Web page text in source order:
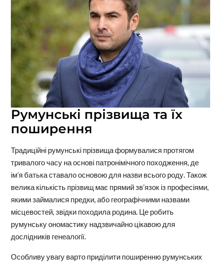
Румунські прізвища та їх
поширення
Традиційні румунські прізвища формувалися протягом
тривалого часу на основі патронімічного походження, де
ім’я батька ставало основою для назви всього роду. Також
велика кількість прізвищ має прямий зв’язок із професіями,
якими займалися предки, або географічними назвами
місцевостей, звідки походила родина. Це робить
румунську ономастику надзвичайно цікавою для
дослідників генеалогії.
Особливу увагу варто приділити поширенню румунських